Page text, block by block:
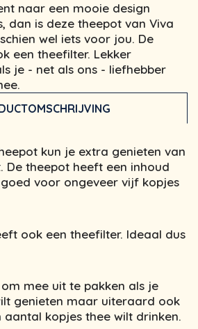
naar een mooie design
dan is deze theepot van Viva
wel iets voor jou. De
een theefilter. Lekker
je - net als ons - liefhebber
kun je extra genieten van
De theepot heeft een inhoud
goed voor ongeveer vijf kopjes
ook een theefilter. Ideaal dus
mee uit te pakken als je
genieten maar uiteraard ook
aantal kopjes thee wilt drinken.